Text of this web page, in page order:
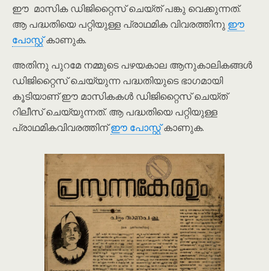
ഈ മാസിക ഡിജിറ്റൈസ് ചെയ്ത് പങ്കു വെക്കുന്നത്.
ആ പദ്ധതിയെ പറ്റിയുള്ള പ്രാഥമിക വിവരത്തിനു ഈ
പോസ്റ്റ്കാണുക.
അതിനു പുറമേ നമ്മുടെ പഴയകാല ആനുകാലികങ്ങൾ
ഡിജിറ്റൈസ് ചെയ്യുന്ന പദ്ധതിയുടെ ഭാഗമായി
കൂടിയാണ് ഈ മാസികകൾ ഡിജിറ്റൈസ് ചെയ്ത്
റിലീസ് ചെയ്യുന്നത്. ആ പദ്ധതിയെ പറ്റിയുള്ള
പ്രാഥമികവിവരത്തിന്ഈ പോസ്റ്റ്കാണുക.